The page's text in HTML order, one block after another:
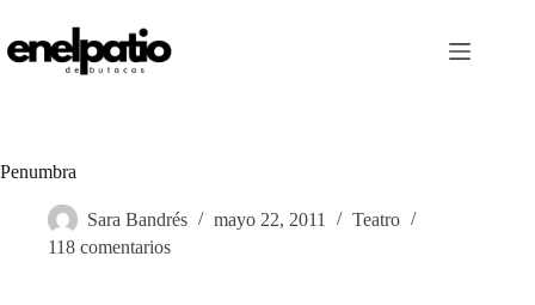
contenido
Penumbra
Sara Bandrés mayo 22, 2011
Teatro
118 comentarios